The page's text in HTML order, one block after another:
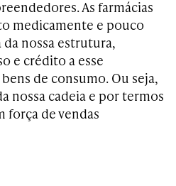
As farmácias
medicamente e pouco
da nossa estrutura,
e crédito a esse
de consumo. Ou seja,
nossa cadeia e por termos
força de vendas